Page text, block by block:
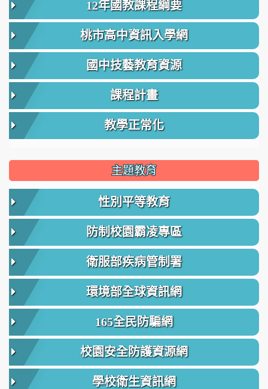
12年國教課程綱要
桃市高中資訊入學網
國中技藝教育資源
課程計畫
教學正常化
主題教育
性別平等教育
防制校園霸凌專區
衛服部疾病管制署
環境部全球資訊網
165全民防騙網
校園安全防護資源網
學校衛生資訊網